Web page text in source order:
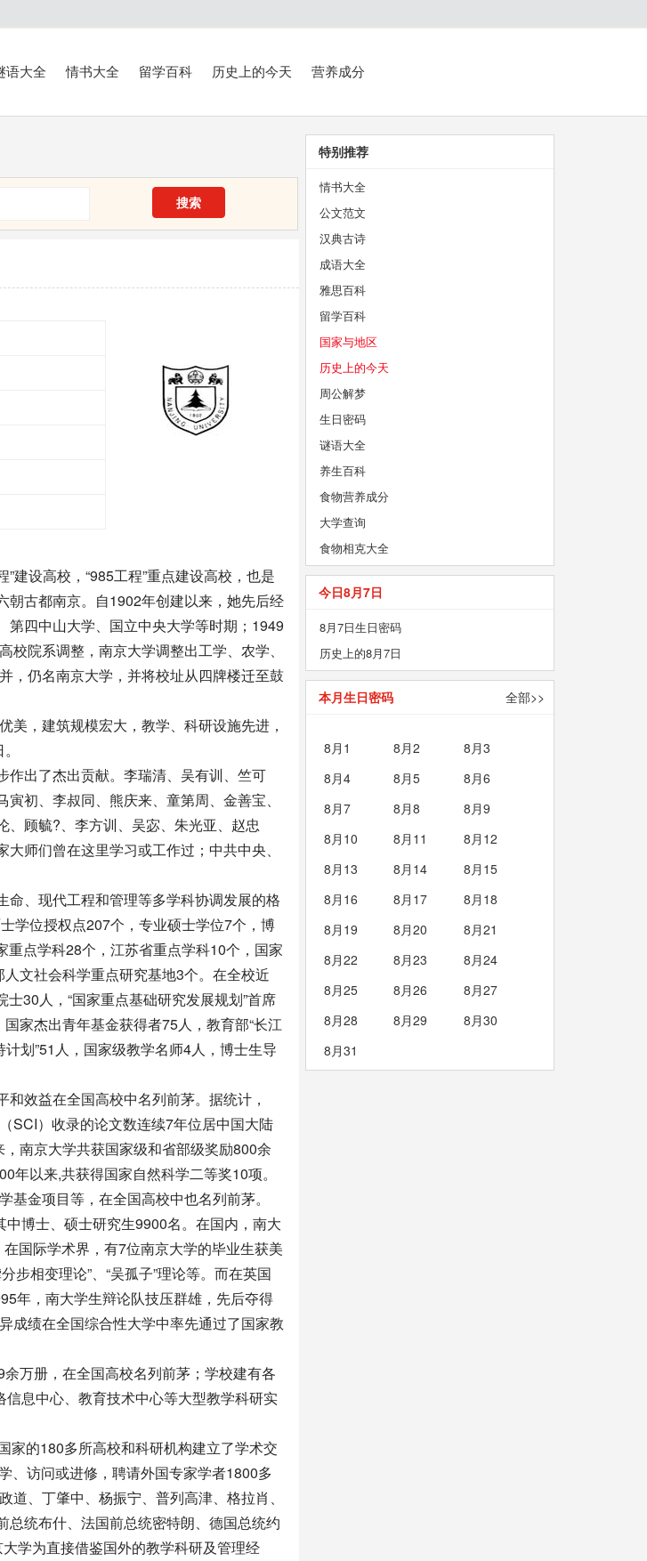
语大全 情书大全 留学百科 历史上的今天 营养成分
搜索
设高校，“985工程”重点建设高校，也是
朝古都南京。自1902年创建以来，她先后经
四中山大学、国立中央大学等时期；1949
院系调整，南京大学调整出工学、农学、
，仍名南京大学，并将校址从四牌楼迁至鼓
，建筑规模宏大，教学、科研设施先进，
出了杰出贡献。李瑞清、吴有训、竺可
初、李叔同、熊庆来、童第周、金善宝、
、顾毓?、李方训、吴宓、朱光亚、赵忠
师们曾在这里学习或工作过；中共中央、
、现代工程和管理等多学科协调发展的格
学位授权点207个，专业硕士学位7个，博
点学科28个，江苏省重点学科10个，国家
文社会科学重点研究基地3个。在全校近
30人，“国家重点基础研究发展规划”首席
家杰出青年基金获得者75人，教育部“长江
划”51人，国家级教学名师4人，博士生导
效益在全国高校中名列前茅。据统计，
SCI）收录的论文数连续7年位居中国大陆
南京大学共获国家级和省部级奖励800余
以来,共获得国家自然科学二等奖10项。
金项目等，在全国高校中也名列前茅。
博士、硕士研究生9900名。在国内，南大
国际学术界，有7位南京大学的毕业生获美
步相变理论”、“吴孤子”理论等。而在英国
年，南大学生辩论队技压群雄，先后夺得
成绩在全国综合性大学中率先通过了国家教
万册，在全国高校名列前茅；学校建有各
息中心、教育技术中心等大型教学科研实
的180多所高校和科研机构建立了学术交
、访问或进修，聘请外国专家学者1800多
、丁肇中、杨振宁、普列高津、格拉肖、
统布什、法国前总统密特朗、德国总统约
学为直接借鉴国外的教学科研及管理经
特别推荐
情书大全
公文范文
汉典古诗
成语大全
雅思百科
留学百科
国家与地区
历史上的今天
周公解梦
生日密码
谜语大全
养生百科
食物营养成分
大学查询
食物相克大全
今日8月7日
8月7日生日密码
历史上的8月7日
本月生日密码 全部>>
8月1 8月2
8月3
8月4
8月5
8月6
8月7
8月8
8月9
8月10
8月11
8月12
8月13
8月14
8月15
8月16
8月17
8月18
8月19
8月20
8月21
8月22
8月23
8月24
8月25
8月26
8月27
8月28
8月29
8月30
8月31